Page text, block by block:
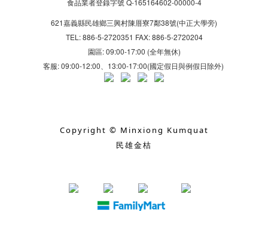
食品業者登錄字號 Q-165164602-00000-4
621嘉義縣民雄鄉三興村陳厝寮7鄰38號(中正大學旁)
TEL: 886-5-2720351 FAX: 886-5-2720204
園區: 09:00-17:00 (全年無休)
客服: 09:00-12:00、13:00-17:00(國定假日與例假日除外)
Copyright © Minxiong Kumquat
民雄金桔